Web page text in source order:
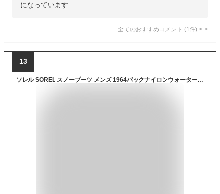
になっています
全てのおすすめコメント (1 件) >
13
ソレル SOREL スノーブーツ メンズ 1964パックナイロンウォータープルーフ 1964 PAC NYLON WP NM5189 2025AW wbt【靴】2510ripe【返品交換・ラッピング不可】_25WS